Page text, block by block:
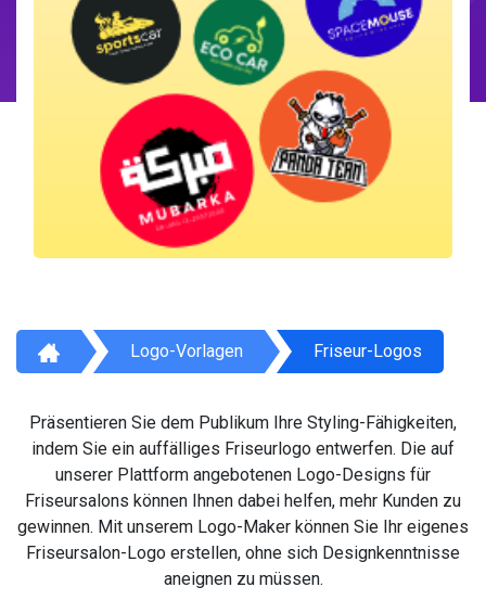
Logo-Vorlagen Friseur-Logos
Präsentieren Sie dem Publikum Ihre Styling-Fähigkeiten,
indem Sie ein auffälliges Friseurlogo entwerfen. Die auf
unserer Plattform angebotenen Logo-Designs für
Friseursalons können Ihnen dabei helfen, mehr Kunden zu
gewinnen. Mit unserem Logo-Maker können Sie Ihr eigenes
Friseursalon-Logo erstellen, ohne sich Designkenntnisse
aneignen zu müssen.